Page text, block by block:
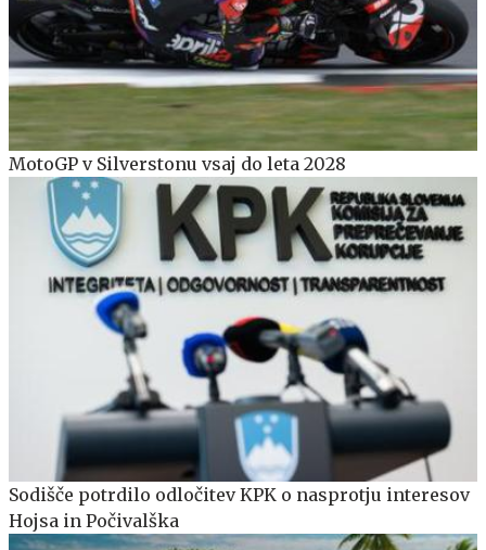
MotoGP v Silverstonu vsaj do leta 2028
Sodišče potrdilo odločitev KPK o nasprotju interesov
Hojsa in Počivalška